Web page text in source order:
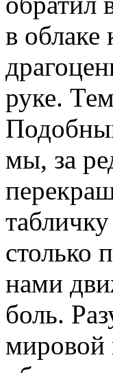
в облаке
руке.
мы, за
столько
нами
боль.
мировой